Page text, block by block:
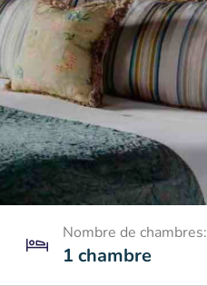
Nombre de chambres:
1 chambre